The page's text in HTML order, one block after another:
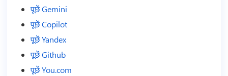
पूछें Gemini
पूछें Copilot
पूछें Yandex
पूछें Github
पूछें You.com